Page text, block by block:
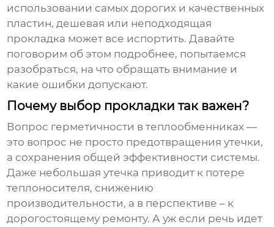
использовании самых дорогих и качественных
пластин, дешевая или неподходящая
прокладка может все испортить. Давайте
поговорим об этом подробнее, попытаемся
разобраться, на что обращать внимание и
какие ошибки допускают.
Почему выбор прокладки так важен?
Вопрос герметичности в теплообменниках —
это вопрос не просто предотвращения утечки,
а сохранения общей эффективности системы.
Даже небольшая утечка приводит к потере
теплоносителя, снижению
производительности, а в перспективе – к
дорогостоящему ремонту. А уж если речь идет